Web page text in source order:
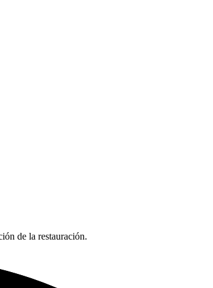
de la restauración.